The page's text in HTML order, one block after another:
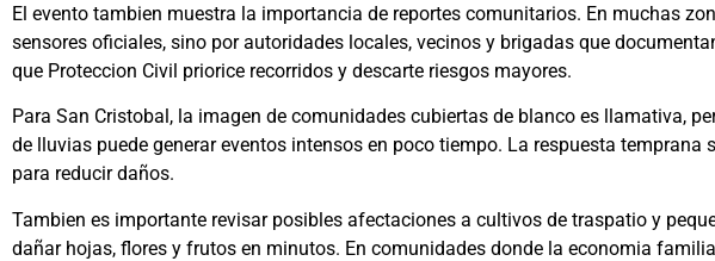
El evento tambien muestra la importancia de reportes comunitarios. En muchas
sensores oficiales, sino por autoridades locales, vecinos y brigadas que
que Proteccion Civil priorice recorridos y descarte riesgos mayores.
Para San Cristobal, la imagen de comunidades cubiertas de blanco es llamativa,
de lluvias puede generar eventos intensos en poco tiempo. La respuesta
para reducir daños.
Tambien es importante revisar posibles afectaciones a cultivos de traspatio y
dañar hojas, flores y frutos en minutos. En comunidades donde la economia